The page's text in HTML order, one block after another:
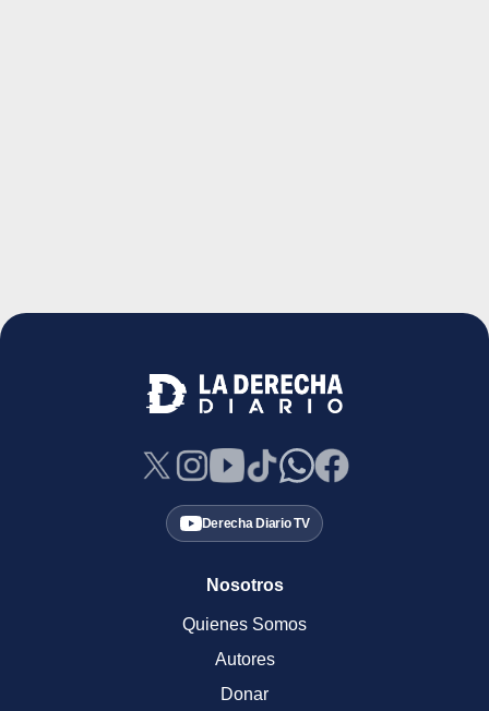
Derecha Diario TV
Nosotros
Quienes Somos
Autores
Donar